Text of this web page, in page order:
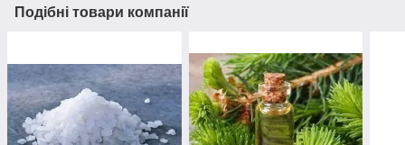
Подібні товари компанії